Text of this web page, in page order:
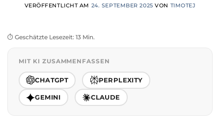
VERÖFFENTLICHT AM 24. SEPTEMBER 2025 VON TIMOTEJ
⏱️ Geschätzte Lesezeit: 13 Min.
MIT KI ZUSAMMENFASSEN
CHATGPT PERPLEXITY
GEMINI CLAUDE